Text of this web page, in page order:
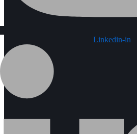
Linkedin-in